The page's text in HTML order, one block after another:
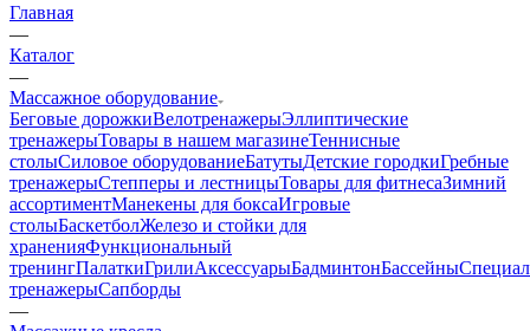
Главная
—
Каталог
—
Массажное оборудование
Беговые дорожкиВелотренажерыЭллиптические
тренажерыТовары в нашем магазинеТеннисные
столыСиловое оборудованиеБатутыДетские городкиГребные
тренажерыСтепперы и лестницыТовары для фитнесаЗимний
ассортиментМанекены для боксаИгровые
столыБаскетболЖелезо и стойки для
храненияФункциональный
тренингПалаткиГрилиАксессуарыБадминтонБассейны
тренажерыСапборды
—